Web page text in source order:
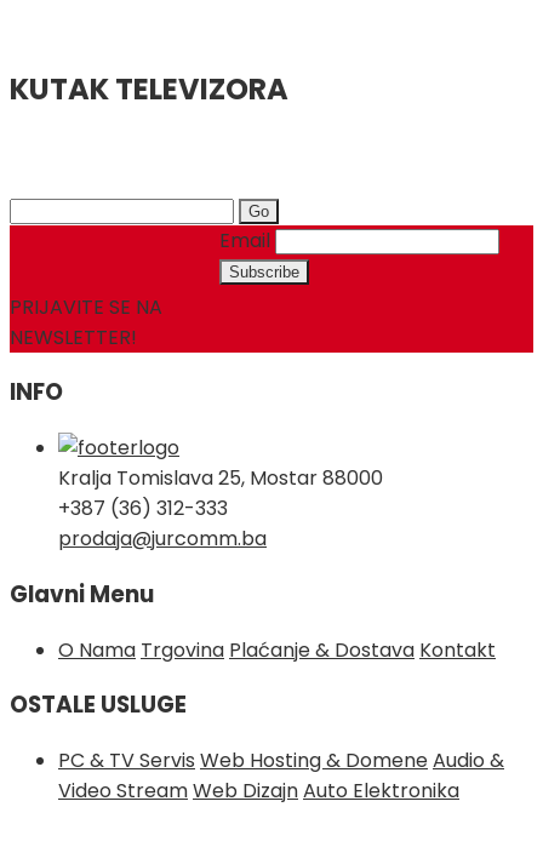
KUTAK TELEVIZORA
Search
PRIJAVITE SE NA
NEWSLETTER!
Email
INFO
Kralja Tomislava 25, Mostar 88000
+387 (36) 312-333
prodaja@jurcomm.ba
Glavni Menu
O Nama Trgovina Plaćanje & Dostava Kontakt
OSTALE USLUGE
PC & TV Servis Web Hosting & DomeneAudio &
Video StreamWeb DizajnAuto Elektronika